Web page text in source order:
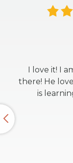
I love it! I
there! He
is